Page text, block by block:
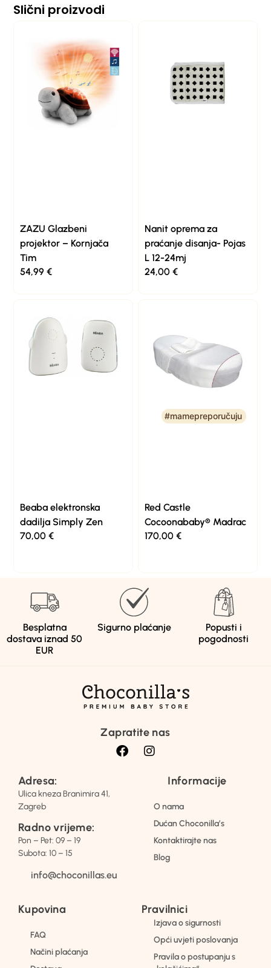
Slični proizvodi
ZAZU Glazbeni
projektor – Kornjača
Tim
54,99€
Nanit oprema za
praćanje disanja- Pojas
L 12-24mj
24,00 €
Beaba elektronska
dadilja Simply Zen
70,00€
#mamepreporučuju
#mamepreporučuju
Red Castle
Cocoonababy® Madrac
170,00 €
Besplatna
dostava iznad 50
EUR
Sigurno plaćanje
Popusti i
pogodnosti
Zapratite nas
Adresa:
Ulica kneza Branimira 41,
Zagreb
Radno vrijeme:
Pon – Pet: 09 – 19
Subota: 10 – 15
info@choconillas.eu
Informacije
O nama
Dućan Choconilla’s
Kontaktirajte nas
Blog
Kupovina
FAQ
Načini plaćanja
Pravilnici
Izjava o sigurnosti
Opći uvjeti poslovanja
Pravila o postupanju s